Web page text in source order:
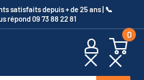
satisfaits depuis + de 25 ans | 📞​
répond 09 73 88 22 81
0